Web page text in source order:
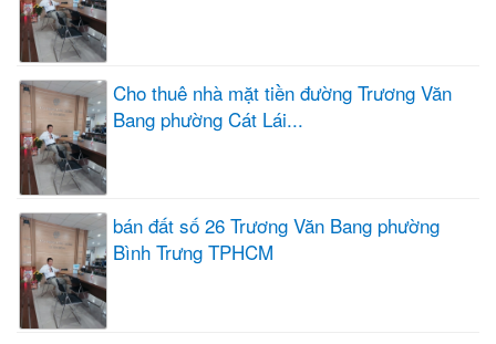
Cho thuê nhà mặt tiền đường Trương Văn
Bang phường Cát Lái...
bán đất số 26 Trương Văn Bang phường
Bình Trưng TPHCM